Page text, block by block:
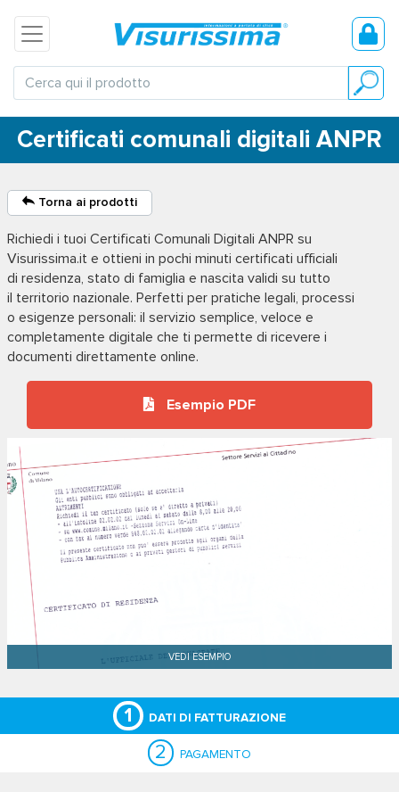
Certificati comunali digitali ANPR
Torna ai prodotti
Richiedi i tuoi Certificati Comunali Digitali ANPR su
Visurissima.it e ottieni in pochi minuti certificati ufficiali
di residenza, stato di famiglia e nascita validi su tutto
il territorio nazionale. Perfetti per pratiche legali, processi
o esigenze personali: il servizio semplice, veloce e
completamente digitale che ti permette di ricevere i
documenti direttamente online.
Esempio PDF
1 DATI DI FATTURAZIONE
2 PAGAMENTO